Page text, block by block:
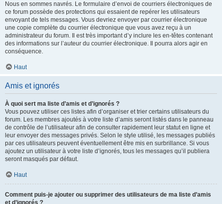
Nous en sommes navrés. Le formulaire d’envoi de courriers électroniques de
ce forum possède des protections qui essaient de repérer les utilisateurs
envoyant de tels messages. Vous devriez envoyer par courrier électronique
une copie complète du courrier électronique que vous avez reçu à un
administrateur du forum. Il est très important d’y inclure les en-têtes contenant
des informations sur l’auteur du courrier électronique. Il pourra alors agir en
conséquence.
Haut
Amis et ignorés
À quoi sert ma liste d’amis et d’ignorés ?
Vous pouvez utiliser ces listes afin d’organiser et trier certains utilisateurs du
forum. Les membres ajoutés à votre liste d’amis seront listés dans le panneau
de contrôle de l’utilisateur afin de consulter rapidement leur statut en ligne et
leur envoyer des messages privés. Selon le style utilisé, les messages publiés
par ces utilisateurs peuvent éventuellement être mis en surbrillance. Si vous
ajoutez un utilisateur à votre liste d’ignorés, tous les messages qu’il publiera
seront masqués par défaut.
Haut
Comment puis-je ajouter ou supprimer des utilisateurs de ma liste d’amis
et d’ignorés ?